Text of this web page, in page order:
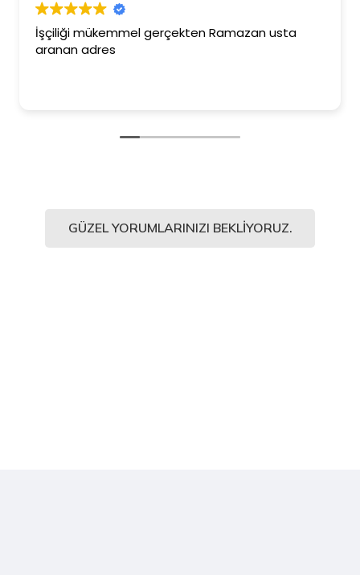
İşçiliği mükemmel gerçekten Ramazan usta
aranan adres
GÜZEL YORUMLARINIZI BEKLIYORUZ.